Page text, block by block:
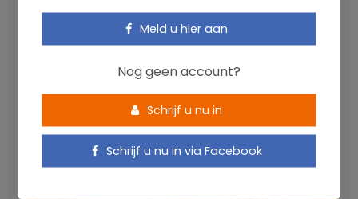
Meld u hier aan
Nog geen account?
Schrijf u nu in
Schrijf u nu in via Facebook